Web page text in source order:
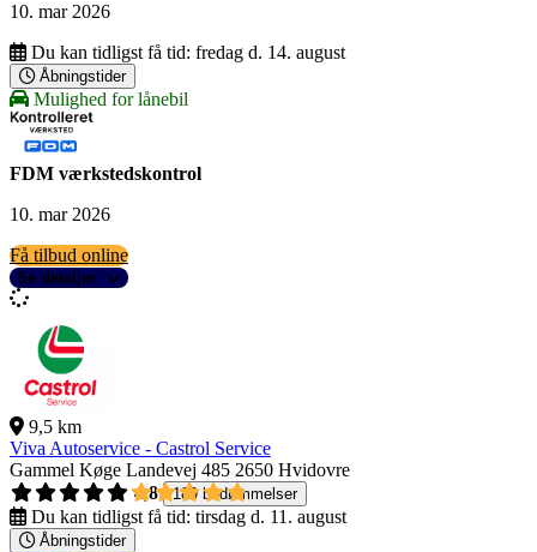
10. mar 2026
Du kan tidligst få tid: fredag d. 14. august
Åbningstider
Mulighed for lånebil
FDM værkstedskontrol
10. mar 2026
Få tilbud online
Se detaljer
9,5 km
Viva Autoservice - Castrol Service
Gammel Køge Landevej 485 2650 Hvidovre
4,8
189 bedømmelser
Du kan tidligst få tid: tirsdag d. 11. august
Åbningstider